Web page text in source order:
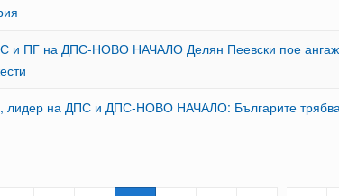
и ПГ на ДПС-НОВО НАЧАЛО Делян Пеевски пое
лидер на ДПС и ДПС-НОВО НАЧАЛО: Българите